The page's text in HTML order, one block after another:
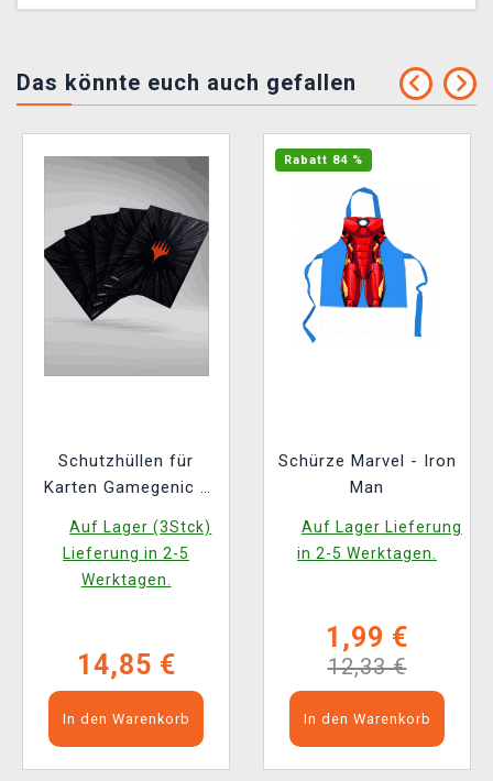
Das könnte euch auch gefallen
Schutzhüllen für
Karten Gamegenic -
- Premium Double
Sleeving Comic Burst
Black (105 Stk.)
Auf Lager (3Stck)
Lieferung in 2-5
Werktagen.
14,85 €
In den Warenkorb
Rabatt 84 %
Schürze Marvel - Iron
Man
Auf Lager Lieferung
in 2-5 Werktagen.
1,99 €
12,33 €
In den Warenkorb